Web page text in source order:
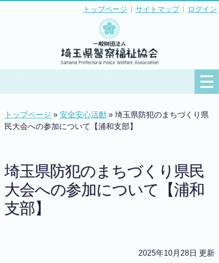
トップページ サイトマップ ログイン
トップページ »安全安心活動 » 埼玉県防犯のまちづくり県
民大会への参加について【浦和支部】
埼玉県防犯のまちづくり県民
大会への参加について【浦和
支部】
2025年10月28日 更新